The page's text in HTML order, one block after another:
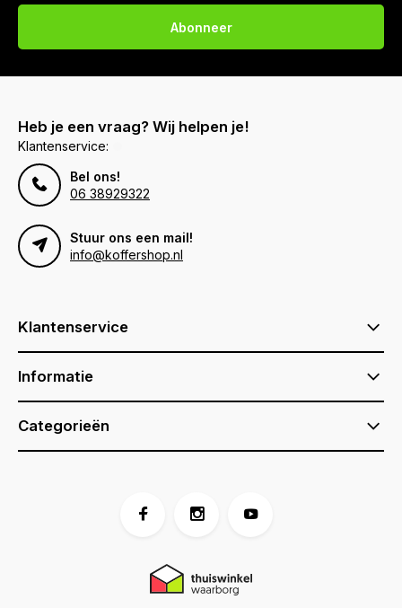
Voor 17:00 besteld, is vandaag verzonden (ma-vr)
Abonneer
Heb je een vraag? Wij helpen je!
Klantenservice:
Bel ons!
06 38929322
Stuur ons een mail!
info@koffershop.nl
Klantenservice
Informatie
Categorieën